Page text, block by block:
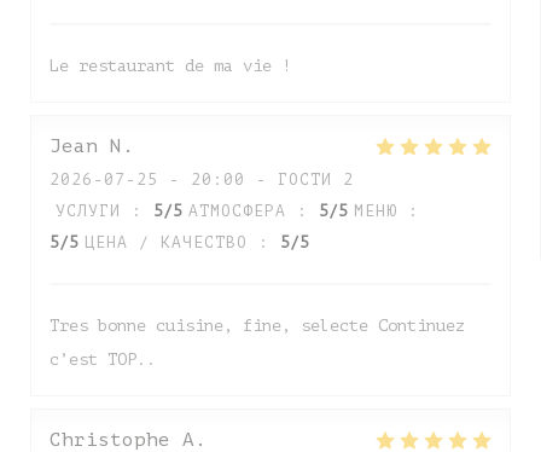
Le restaurant de ma vie !
Jean N
2026-07-25
- 20:00 - ГОСТИ 2
УСЛУГИ
: 5/5 АТМОСФЕРА : 5/5 МЕНЮ :
5/5 ЦЕНА / КАЧЕСТВО : 5/5
Tres bonne cuisine, fine, selecte Continuez
c’est TOP..
Christophe A